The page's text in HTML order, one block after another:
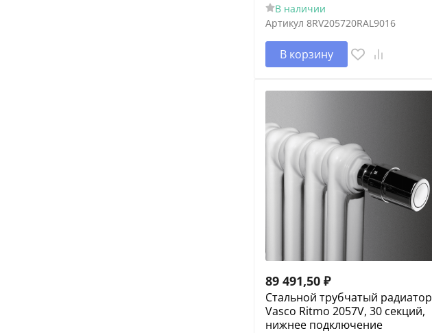
В наличии
Артикул 8RV205720RAL9016
В корзину
89 491,50 ₽
Cтальной трубчатый радиатор
Vasco Ritmo 2057V, 30 секций,
нижнее подключение